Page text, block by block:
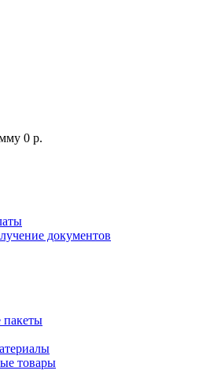
0 р.
документов
товары